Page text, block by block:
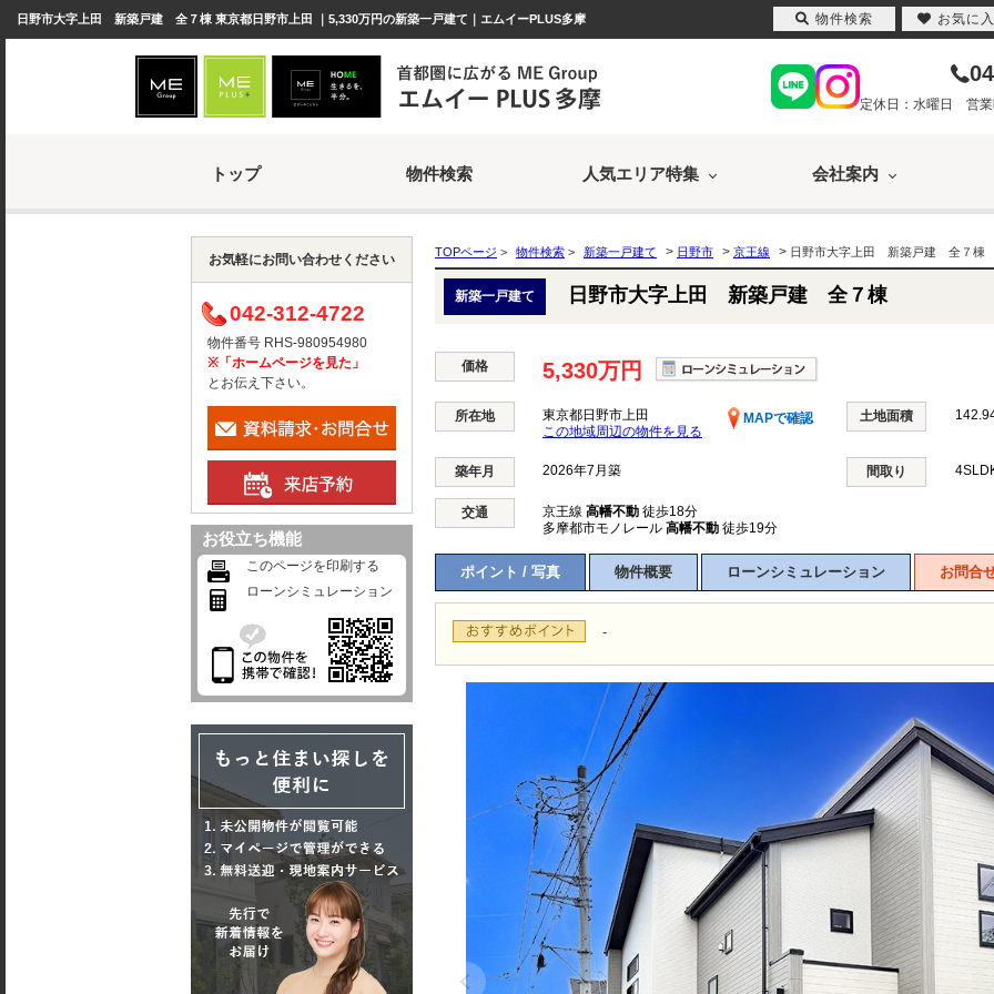
日野市大字上田 新築戸建 全７棟 東京都日野市上田 ｜5,330万円の新築一戸建て｜エムイーPLUS多摩
定休日：水曜日 営
トップ 物件検索 人気エリア特集 会社案内
TOPページ > 物件検索 > 新築一戸建て > 日野市 > 京王線 > 日野市大字上田 新築戸建 全７棟
新築一戸建て 日野市大字上田 新築戸建 全７棟
価格 5,330万円
所在地 東京都日野市上田
MAPで確認
この地域周辺の物件を見る
土地面積
築年月 2026年7月築 間取り
交通 京王線 高幡不動 徒歩18分
多摩都市モノレール 高幡不動 徒歩19分
ポイント / 写真 物件概要 ローンシミュレーション お問合
-
お気軽にお問い合わせください
042-312-4722
物件番号 RHS-980954980
※「ホームページを見た」
とお伝え下さい。
お役立ち機能
このページを印刷する
ローンシミュレーション
物件検索 お気に